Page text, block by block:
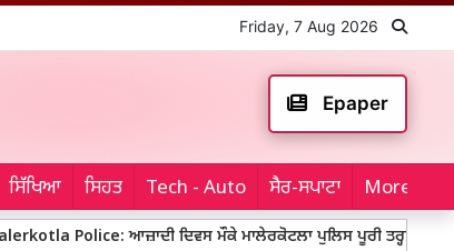
Friday, 7 Aug 2026
Epaper
ਸਿੱਖਿਆ ਸਿਹਤ Tech - Auto ਸੈਰ-ਸਪਾਟਾ More...
ਆਜ਼ਾਦੀ ਦਿਵਸ ਮੌਕੇ ਮਾਲੇਰਕੋਟਲਾ ਪੁਲਿਸ ਪੂਰੀ ਤਰ੍ਹਾਂ ਚੌਕਸ, ਬੱਸ